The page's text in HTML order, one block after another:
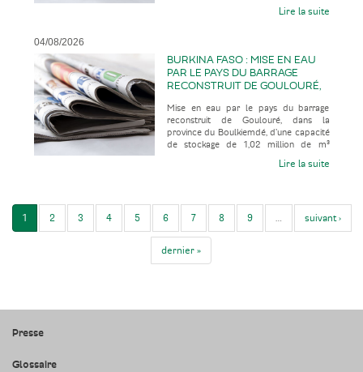
Lire la suite
04/08/2026
BURKINA FASO : MISE EN EAU
PAR LE PAYS DU BARRAGE
RECONSTRUIT DE GOULOURÉ,
BOULKIEMDÉ, D’UNE CAPACITÉ
DE STOCKAGE DE 1,02 MILLION
DE M³ CONTRE 80 000 M³
AUPARAVANT, APRÈS 28 ANS
Mise en eau par le pays du barrage
reconstruit de Goulouré, dans la
province du Boulkiemdé, d’une capacité
de stockage de 1,02 million de m³
Lire la suite
1 2 3 4 5 6 7 8 9 … suivant ›
dernier »
Presse
Glossaire